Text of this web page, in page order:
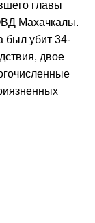
главы
Махачкалы.
был убит 34-
двое